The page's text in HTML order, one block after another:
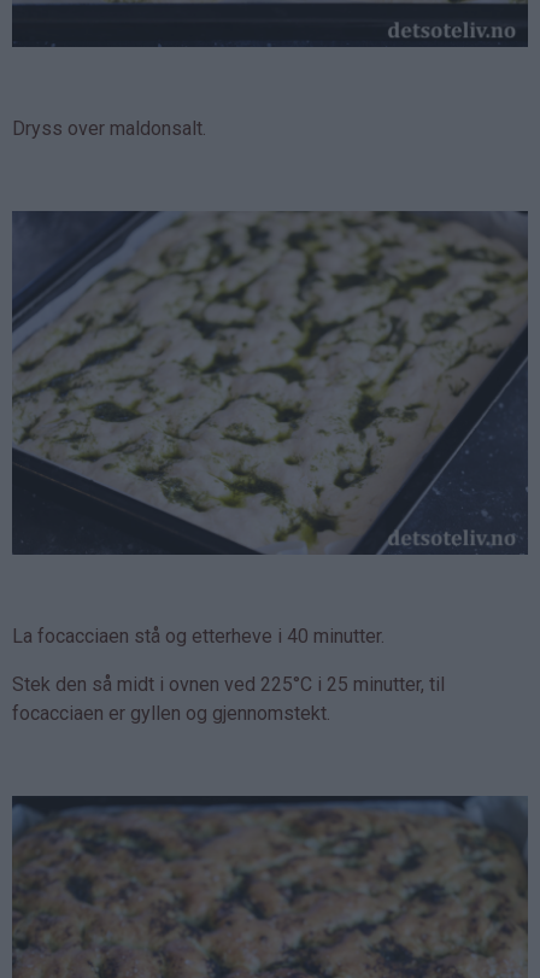
Dryss over maldonsalt.
La focacciaen stå og etterheve i 40 minutter.
Stek den så midt i ovnen ved 225°C i 25 minutter, til
focacciaen er gyllen og gjennomstekt.